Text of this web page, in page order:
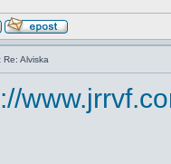
Re: Alviska